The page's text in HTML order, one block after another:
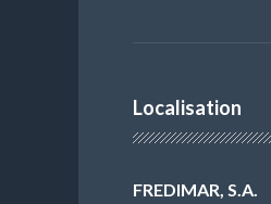
Localisation
FREDIMAR, S.A.